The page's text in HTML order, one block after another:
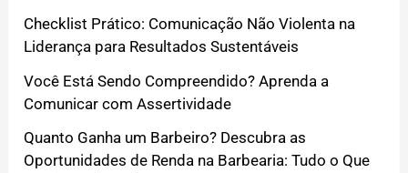
Checklist Prático: Comunicação Não Violenta na
Liderança para Resultados Sustentáveis
Você Está Sendo Compreendido? Aprenda a
Comunicar com Assertividade
Quanto Ganha um Barbeiro? Descubra as
Oportunidades de Renda na Barbearia: Tudo o Que